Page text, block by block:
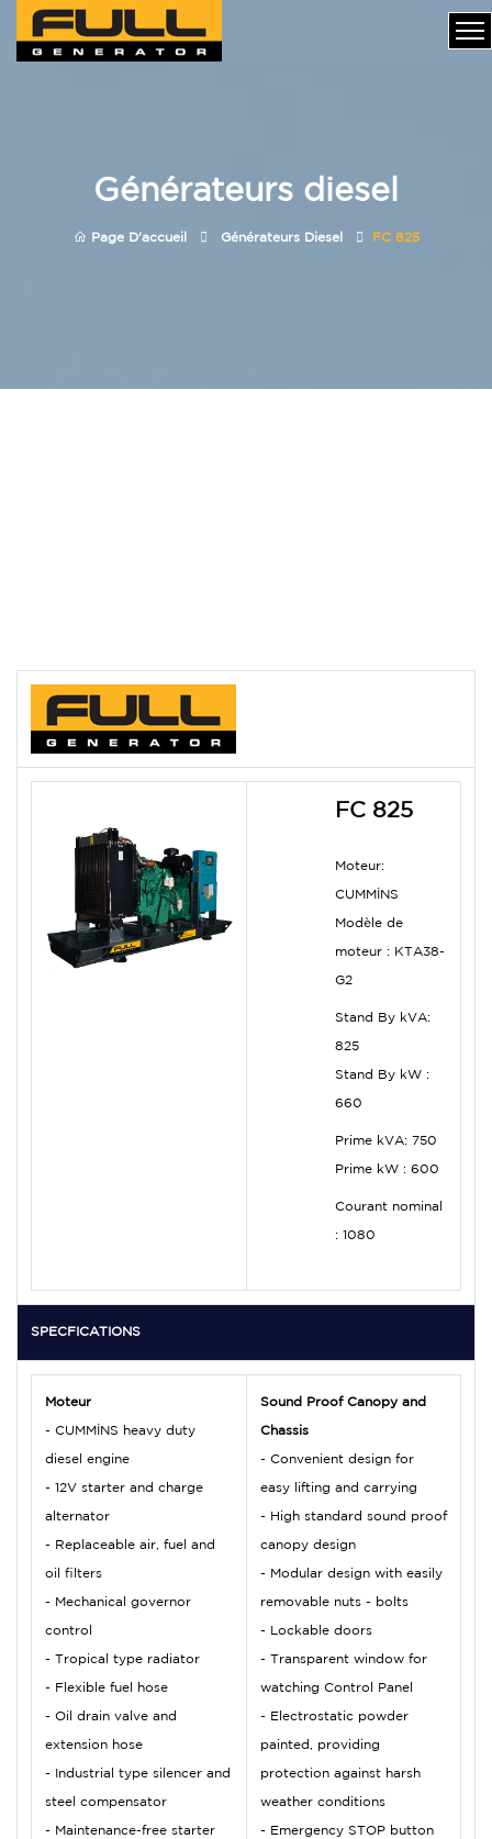
Générateurs diesel
Page D'accueil Générateurs Diesel FC 825
FC 825
Moteur:
CUMMİNS
Modèle de
moteur : KTA38-
G2
Stand By kVA:
825
Stand By kW :
660
Prime kVA: 750
Prime kW : 600
Courant nominal
: 1080
SPECFICATIONS
Moteur
- CUMMİNS heavy duty
diesel engine
- 12V starter and charge
alternator
- Replaceable air, fuel and
oil filters
- Mechanical governor
control
- Tropical type radiator
- Flexible fuel hose
- Oil drain valve and
extension hose
- Industrial type silencer and
steel compensator
- Maintenance-free starter
Sound Proof Canopy and
Chassis
- Convenient design for
easy lifting and carrying
- High standard sound proof
canopy design
- Modular design with easily
removable nuts - bolts
- Lockable doors
- Transparent window for
watching Control Panel
- Electrostatic powder
painted, providing
protection against harsh
weather conditions
- Emergency STOP button